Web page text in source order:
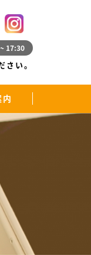
17:30
い。